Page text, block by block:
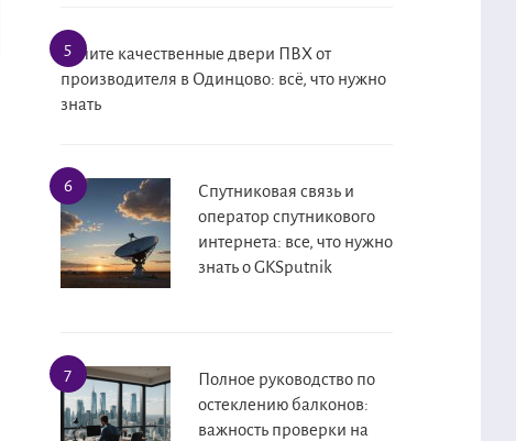
Купите качественные двери ПВХ от
производителя в Одинцово: всё, что нужно
знать
Спутниковая связь и
оператор спутникового
интернета: все, что нужно
знать о GKSputnik
Полное руководство по
остеклению балконов:
важность проверки на